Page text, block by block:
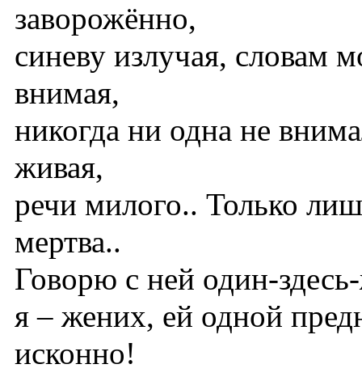
заворожённо,
синеву излучая, словам
внимая,
никогда ни одна не
живая,
речи милого.. Только
мертва..
Говорю с ней один-
я – жених, ей одной
исконно!